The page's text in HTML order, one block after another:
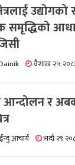
समृद्धिको
वैशाख २५
र
ईन्दु आचार्य भदौ २९